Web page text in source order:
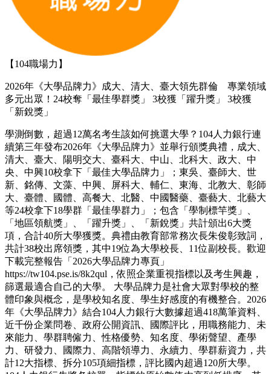
【104職場力】
2026年《大學品牌力》成大、清大、臺大領先群倫 專業領域
多元出眾！24校奪「最佳學群獎」 3校獲「躍升獎」 3校獲
「新銳獎」
學測倒數，超過12萬名考生該如何挑選大學？104人力銀行連
續第三年發布2026年《大學品牌力》並舉行頒獎典禮，成大、
清大、臺大、陽明交大、臺科大、中山、北科大、政大、中
央、中興10校拿下「最佳大學品牌力」；東吳、臺師大、世
新、銘傳、文藻、中興、屏科大、輔仁、東海、北教大、彰師
大、臺體、國體、高餐大、北醫、中國醫藥、臺藝大、北藝大
等24校拿下18學群「最佳學群力」；包含「學制標竿獎」、
「地區領航獎」、「躍升獎」、「新銳獎」共計頒出6大獎
項，合計40所大學獲獎。典禮由教育部常務次長朱俊彰致詞，
共計38校出席領獎，其中19位為大學校長、11位副校長。歡迎
下載完整報告「2026大學品牌力專頁」
https://tw104.pse.is/8k2qul，依照企業重視指標以及考生興趣，
篩選最適合自己的大學。 大學品牌力是社會大眾對學校的整
體印象與概念，是學校知名度、學生好感度的有機整合。2026
年《大學品牌力》結合104人力銀行大數據超過418萬筆資料、
近千份企業問卷、政府公開資訊、國際評比，用職務能力、未
來能力、學群聘僱力、性格優勢、知名度、學術聲望、產學
力、研發力、國際力、高階領導力、永續力、學群薪資力，共
計12大指標、拆分105項細指標，評比國內超過120所大學。